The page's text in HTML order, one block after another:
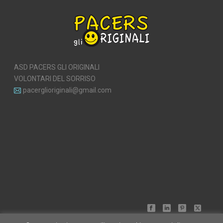
ASD PACERS GLI ORIGINALI
VOLONTARI DEL SORRISO
pacerglioriginali@gmail.com